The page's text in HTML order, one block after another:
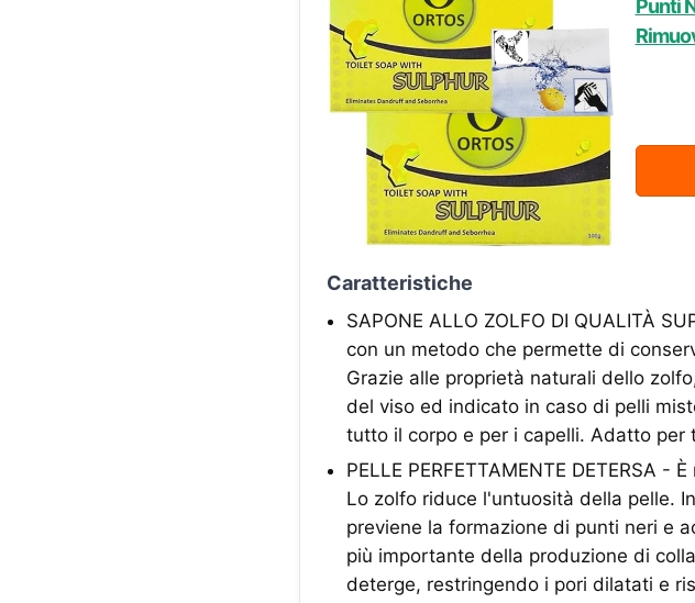
Punti
Caratteristiche
SAPONE ALLO ZOLFO DI QUALITÀ
con un metodo che permette di
Grazie alle proprietà naturali dello
del viso ed indicato in caso di pelli
tutto il corpo e per i capelli. Adatto per
PELLE PERFETTAMENTE DETERSA
Lo zolfo riduce l'untuosità della pelle.
previene la formazione di punti neri e
più importante della produzione di
deterge, restringendo i pori dilatati e